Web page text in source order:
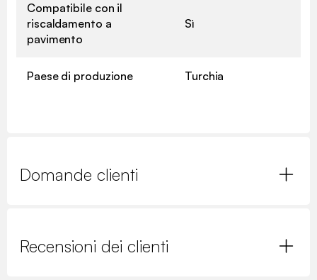
Compatibile con il
riscaldamento a
pavimento
Sì
Paese di produzione Turchia
Domande clienti
Recensioni dei clienti